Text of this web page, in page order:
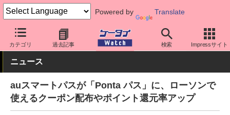
Powered by Translate
カテゴリ 過去記事 検索 Impressサイト
ケータイ Watch キャリア au アプリ・サービス
ニュース
auスマートパスが「Ponta パス」に、ローソンで
使えるクーポン配布やポイント還元率アップ